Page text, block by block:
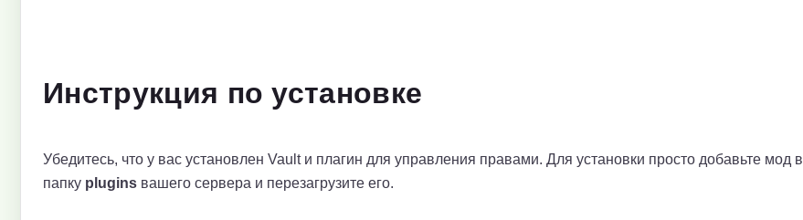
Инструкция по установке
Убедитесь, что у вас установлен Vault и плагин для управления правами. Для установки просто добавьте мод в
папку plugins вашего сервера и перезагрузите его.